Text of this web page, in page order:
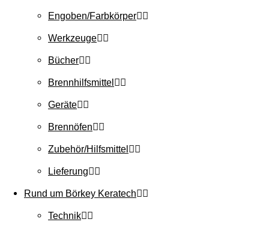
Engoben/Farbkörper
Werkzeuge
Bücher
Brennhilfsmittel
Geräte
Brennöfen
Zubehör/Hilfsmittel
Lieferung
Rund um Börkey Keratech
Technik